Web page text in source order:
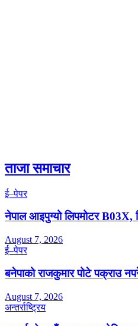
ताजा समाचार
ई–पेपर
नेपाल आइपुग्यो लिपमोटर
August 7, 2026
ई–पेपर
बनेपाको राजकुमार पोटे पक्राउ
August 7, 2026
अन्तर्राष्ट्रिय